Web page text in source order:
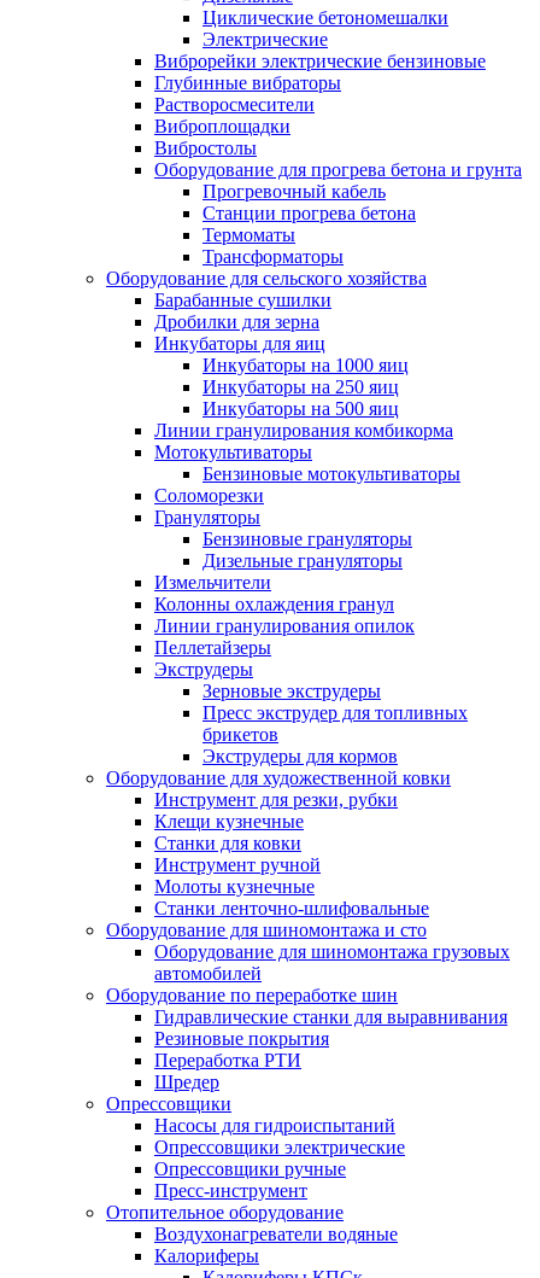
Циклические бетономешалки
Электрические
Виброрейки электрические бензиновые
Глубинные вибраторы
Растворосмесители
Виброплощадки
Вибростолы
Оборудование для прогрева бетона и грунта
Прогревочный кабель
Станции прогрева бетона
Термоматы
Трансформаторы
Оборудование для сельского хозяйства
Барабанные сушилки
Дробилки для зерна
Инкубаторы для яиц
Инкубаторы на 1000 яиц
Инкубаторы на 250 яиц
Инкубаторы на 500 яиц
Линии гранулирования комбикорма
Мотокультиваторы
Бензиновые мотокультиваторы
Соломорезки
Грануляторы
Бензиновые грануляторы
Дизельные грануляторы
Измельчители
Колонны охлаждения гранул
Линии гранулирования опилок
Пеллетайзеры
Экструдеры
Зерновые экструдеры
Пресс экструдер для топливных
брикетов
Экструдеры для кормов
Оборудование для художественной ковки
Инструмент для резки, рубки
Клещи кузнечные
Станки для ковки
Инструмент ручной
Молоты кузнечные
Станки ленточно-шлифовальные
Оборудование для шиномонтажа и сто
Оборудование для шиномонтажа грузовых
автомобилей
Оборудование по переработке шин
Гидравлические станки для выравнивания
Резиновые покрытия
Переработка РТИ
Шредер
Опрессовщики
Насосы для гидроиспытаний
Опрессовщики электрические
Опрессовщики ручные
Пресс-инструмент
Отопительное оборудование
Воздухонагреватели водяные
Калориферы